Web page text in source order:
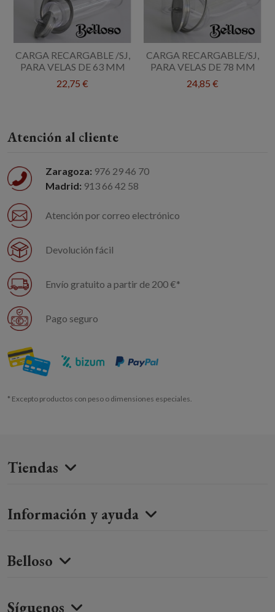
CARGA RECARGABLE /SJ,
PARA VELAS DE 63 MM
22,75 €
CARGA RECARGABLE/SJ,
PARA VELAS DE 78 MM
24,85 €
Atención al cliente
Zaragoza: 976 29 46 70
Madrid: 913 66 42 58
Atención por correo electrónico
Devolución fácil
Envío gratuito a partir de 200 €*
Pago seguro
* Excepto productos con peso o dimensiones especiales.
Tiendas
Información y ayuda
Belloso
Síguenos